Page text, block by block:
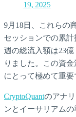
19, 2025
9月18日、これらの
セッションでの累
週の総流入額は23
りました。この資
にとって極めて重要
CryptoQuantのアナ
ンとイーサリアム